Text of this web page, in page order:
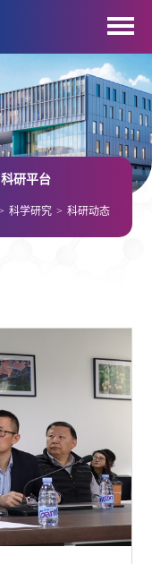
科研平台
科学研究 > 科研动态